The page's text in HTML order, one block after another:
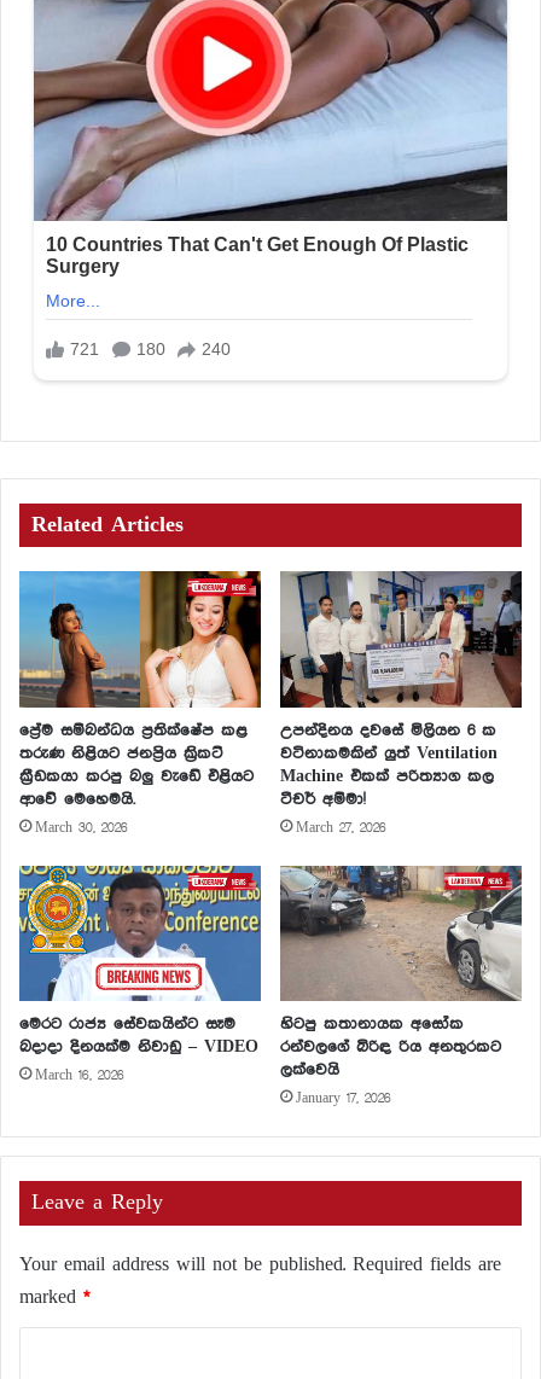
Related Articles
ප්‍රේම සම්බන්ධය ප්‍රතික්ෂේප කළ
තරුණ නිළියට ජනප්‍රිය ක්‍රිකට්
ක්‍රීඩකයා කරපු බලු වැඩේ එළියට
ආවේ මෙහෙමයි.
March 30, 2026
උපන්දිනය දවසේ මිලියන 6 ක
වටිනාකමකින් යුත් Ventilation
Machine එකක් පරිත්‍යාග කල
ටීචර් අම්මා!
March 27, 2026
මෙරට රාජ්‍ය සේවකයින්ට සෑම
බදාදා දිනයක්ම නිවාඩු – VIDEO
March 16, 2026
හිටපු කතානායක අසෝක
රන්වලගේ බිරිඳ රිය අනතුරකට
ලක්වෙයි
January 17, 2026
Leave a Reply
Your email address will not be published. Required fields are
marked *